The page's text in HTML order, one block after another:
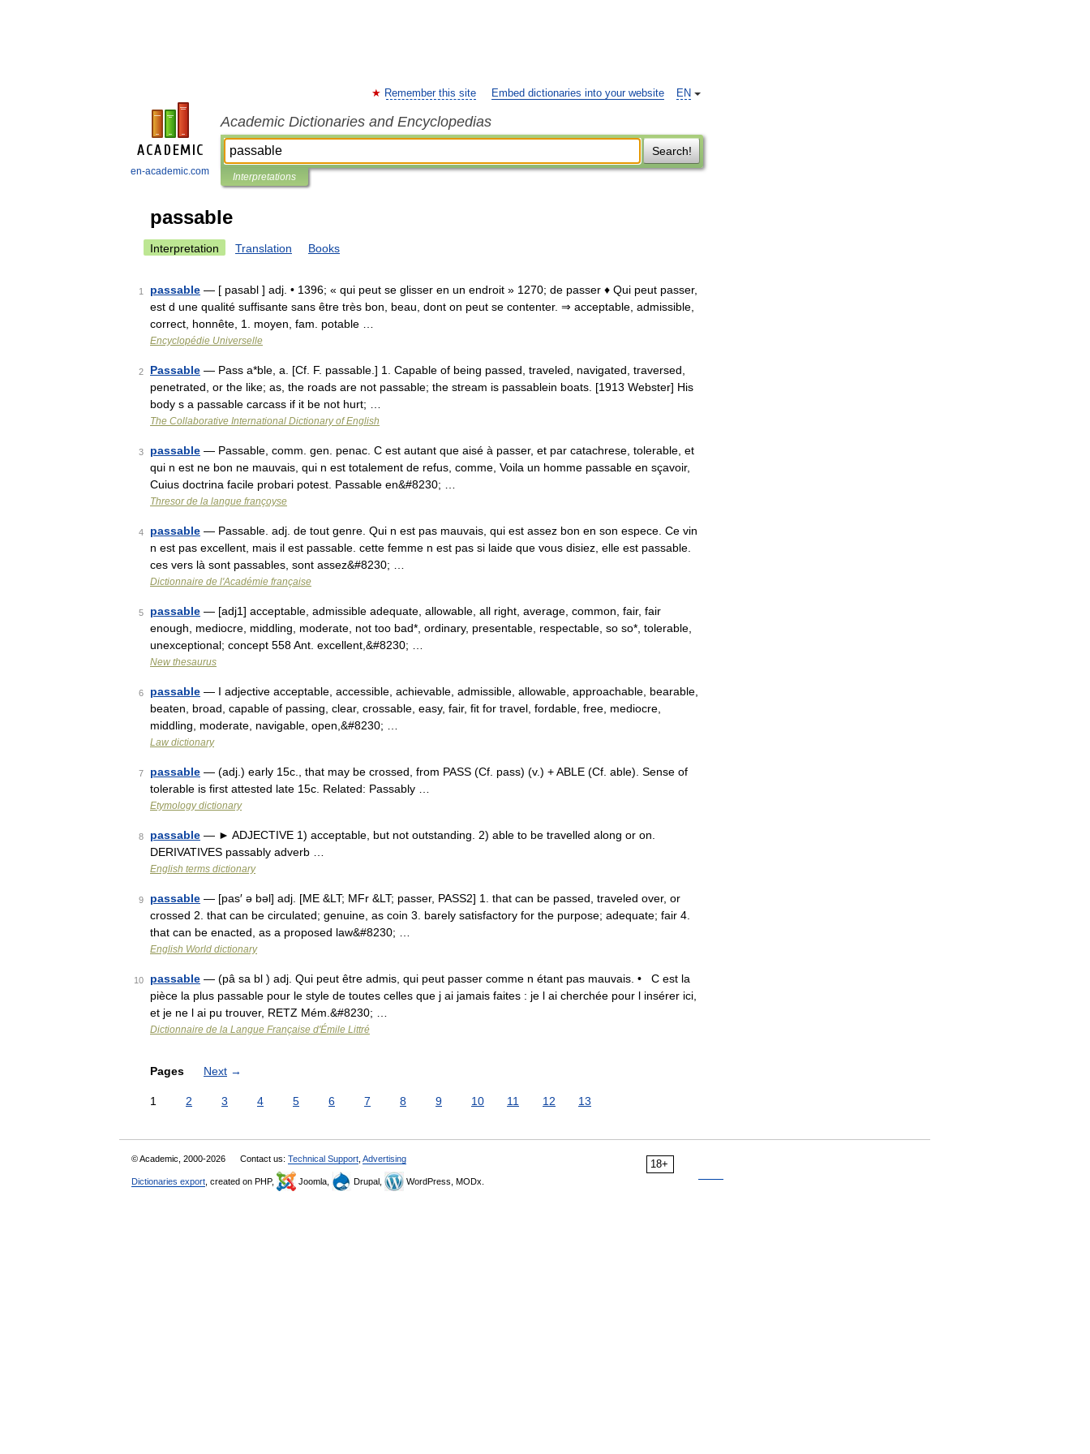
en-academic.com
EN
Remember this site Embed dictionaries into your website
Academic Dictionaries and Encyclopedias
Search!
Interpretations
passable
Interpretation Translation Books
1 passable — [ pasabl ] adj. • 1396; « qui peut se glisser en un endroit » 1270; de passer ♦ Qui peut passer,
est d une qualité suffisante sans être très bon, beau, dont on peut se contenter. ⇒ acceptable, admissible,
correct, honnête, 1. moyen, fam. potable …
Encyclopédie Universelle
2 Passable — Pass a*ble, a. [Cf. F. passable.] 1. Capable of being passed, traveled, navigated, traversed,
penetrated, or the like; as, the roads are not passable; the stream is passablein boats. [1913 Webster] His
body s a passable carcass if it be not hurt; …
The Collaborative International Dictionary of English
3 passable — Passable, comm. gen. penac. C est autant que aisé à passer, et par catachrese, tolerable, et
qui n est ne bon ne mauvais, qui n est totalement de refus, comme, Voila un homme passable en sçavoir,
Cuius doctrina facile probari potest. Passable en&#8230; …
Thresor de la langue françoyse
4 passable — Passable. adj. de tout genre. Qui n est pas mauvais, qui est assez bon en son espece. Ce vin
n est pas excellent, mais il est passable. cette femme n est pas si laide que vous disiez, elle est passable.
ces vers là sont passables, sont assez&#8230; …
Dictionnaire de l'Académie française
5 passable — [adj1] acceptable, admissible adequate, allowable, all right, average, common, fair, fair
enough, mediocre, middling, moderate, not too bad*, ordinary, presentable, respectable, so so*, tolerable,
unexceptional; concept 558 Ant. excellent,&#8230; …
New thesaurus
6 passable — I adjective acceptable, accessible, achievable, admissible, allowable, approachable, bearable,
beaten, broad, capable of passing, clear, crossable, easy, fair, fit for travel, fordable, free, mediocre,
middling, moderate, navigable, open,&#8230; …
Law dictionary
7 passable — (adj.) early 15c., that may be crossed, from PASS (Cf. pass) (v.) + ABLE (Cf. able). Sense of
tolerable is first attested late 15c. Related: Passably …
Etymology dictionary
8 passable — ► ADJECTIVE 1) acceptable, but not outstanding. 2) able to be travelled along or on.
DERIVATIVES passably adverb …
English terms dictionary
9 passable — [pas′ ə bəl] adj. [ME &LT; MFr &LT; passer, PASS2] 1. that can be passed, traveled over, or
crossed 2. that can be circulated; genuine, as coin 3. barely satisfactory for the purpose; adequate; fair 4.
that can be enacted, as a proposed law&#8230; …
English World dictionary
10 passable — (pâ sa bl ) adj. Qui peut être admis, qui peut passer comme n étant pas mauvais. • C est la
pièce la plus passable pour le style de toutes celles que j ai jamais faites : je l ai cherchée pour l insérer ici,
et je ne l ai pu trouver, RETZ Mém.&#8230; …
Dictionnaire de la Langue Française d'Émile Littré
Pages Next →
1 2 3 4 5 6 7 8 9 10 11 12 13
18+
© Academic, 2000-2026 Contact us: Technical Support Advertising
Dictionaries export , created on PHP, Joomla, Drupal, WordPress, MODx.